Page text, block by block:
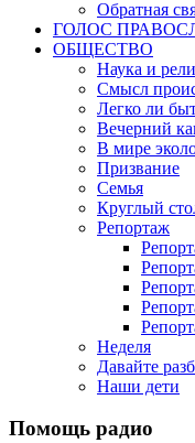
Обратная
ГОЛОС
ОБЩЕСТВО
Наука и
Смысл
Легко ли
Вечерний
В мире
Призвание
Семья
Круглый
Репортаж
Неделя
Давайте
Наши дети
Помощь радио